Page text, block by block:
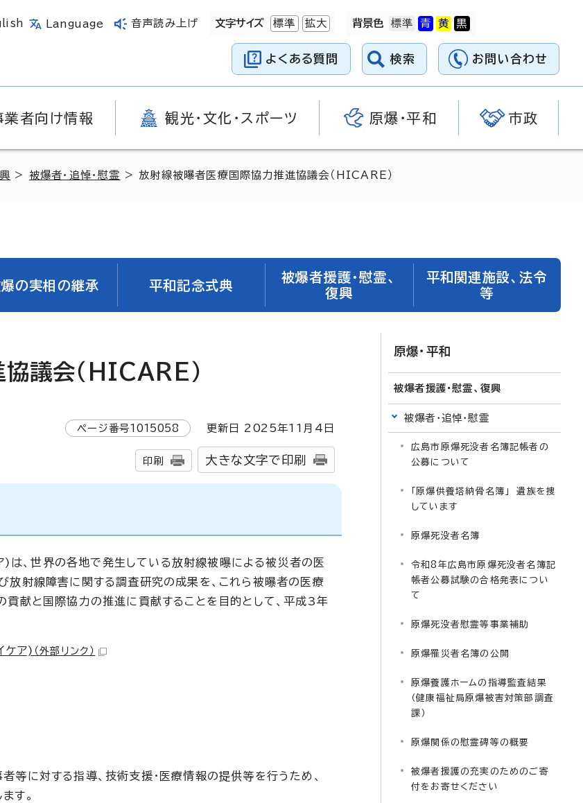
Language 音声読み上げ 文字サイズ 標準 拡大 背景色
よくある質問 検索 お問い合わせ
業者向け情報 観光・文化・スポーツ 原爆・平和 市政
> 被爆者・追悼・慰霊 > 放射線被曝者医療国際協力推進協議会（HICARE）
の実相の継承 平和記念式典
被爆者援護・慰霊、
復興
平和関連施設、法令
等
議会（HICARE）
ページ番号1015058 更新日 2025年11 月4日
印刷 大きな文字で印刷
、世界の各地で発生している放射線被曝による被災者の医
放射線障害に関する調査研究の成果を、これら被曝者の医療
献と国際協力の推進に貢献することを目的として、平成3年
ケア) （外部リンク）
に対する指導、技術支援・医療情報の提供等を行うため、
す。
原爆・平和
被爆者援護・慰霊、復興
被爆者・追悼・慰霊
広島市原爆死没者名簿記帳者の
公募について
「原爆供養塔納骨名簿」 遺族を捜
しています
原爆死没者名簿
令和8年広島市原爆死没者名簿記
帳者公募試験の合格発表につい
て
原爆死没者慰霊等事業補助
原爆罹災者名簿の公開
原爆養護ホームの指導監査結果
（健康福祉局原爆被害対策部調査
課）
原爆関係の慰霊碑等の概要
被爆者援護の充実のためのご寄
付をお寄せください